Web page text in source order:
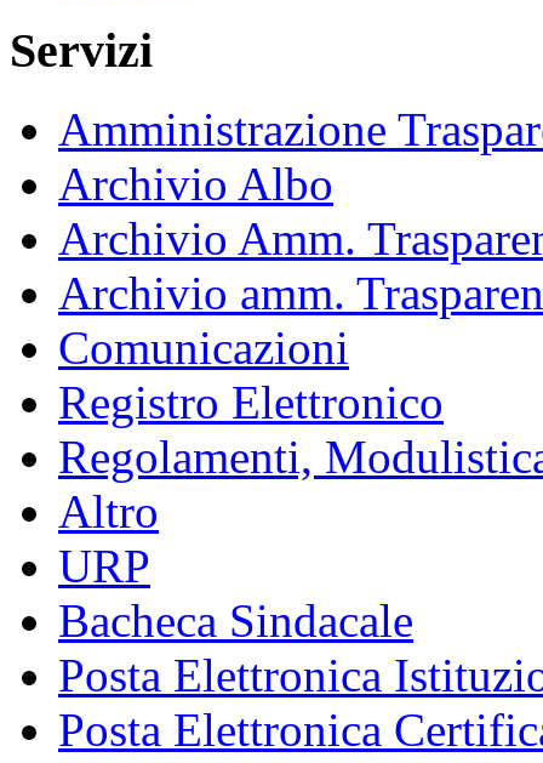
Servizi
Amministrazione
Archivio Albo
Archivio Amm.
Archivio amm.
Comunicazioni
Registro Elettronico
Regolamenti,
Altro
URP
Bacheca Sindacale
Posta Elettronica
Posta Elettronica